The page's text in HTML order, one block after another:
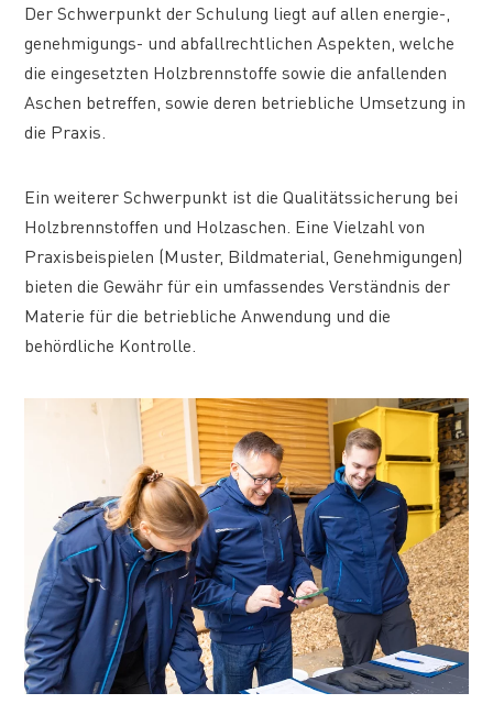
Der Schwerpunkt der Schulung liegt auf allen energie-,
genehmigungs- und abfallrechtlichen Aspekten, welche
die eingesetzten Holzbrennstoffe sowie die anfallenden
Aschen betreffen, sowie deren betriebliche Umsetzung in
die Praxis.
Ein weiterer Schwerpunkt ist die Qualitätssicherung bei
Holzbrennstoffen und Holzaschen. Eine Vielzahl von
Praxisbeispielen (Muster, Bildmaterial, Genehmigungen)
bieten die Gewähr für ein umfassendes Verständnis der
Materie für die betriebliche Anwendung und die
behördliche Kontrolle.